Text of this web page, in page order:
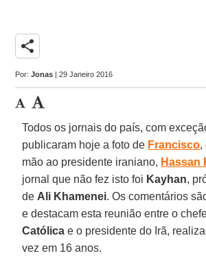
share
Por:Jonas | 29 Janeiro 2016
Todos os jornais do país, com
publicaram hoje a foto de Francisco,
mão ao presidente iraniano, Hassan
jornal que não fez isto foi Kayhan,
de Ali Khamenei. Os comentários
e destacam esta reunião entre o
Católica e o presidente do Irã,
vez em 16 anos.